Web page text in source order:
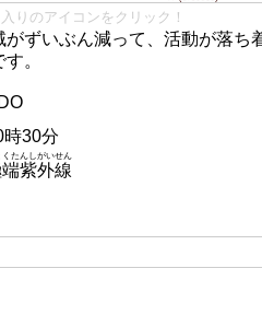
りのアイコンをクリック！
がずいぶん減って、活動が落ち
。
時30分
紫外線
くたんしがいせん